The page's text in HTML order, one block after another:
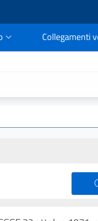
Collegamenti